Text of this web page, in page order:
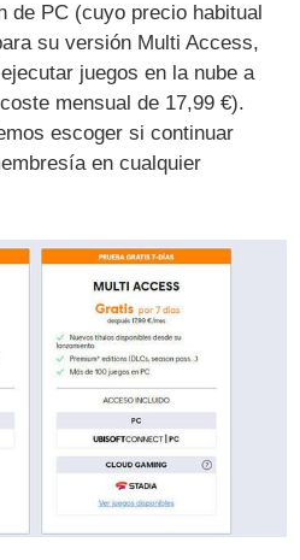
de PC (cuyo precio habitual
su versión Multi Access,
juegos en la nube a
mensual de 17,99 €).
escoger si continuar
en cualquier